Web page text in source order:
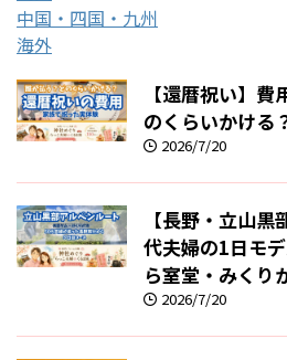
中国・四国・九州
海外
【還暦祝い】
のくらいかける
2026/7/20
【長野・立山
代夫婦の1日モ
ら室堂・みくり
2026/7/20